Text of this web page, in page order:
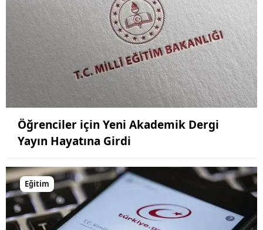
Tokat
Trabzon
Tunceli
Şanlıurfa
Uşak
Van
Zonguldak
Aksaray
Bayburt
Öğrenciler için Yeni Akademik Dergi
Yayın Hayatına Girdi
Eğitim